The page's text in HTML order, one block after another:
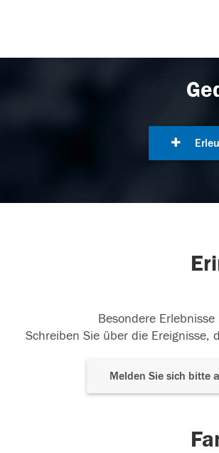
Besondere
Schreiben Sie über die Ereignisse,
Melden Sie sich bitte